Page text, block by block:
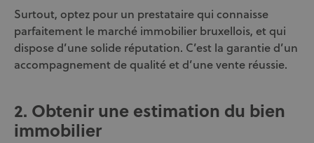
Surtout, optez pour un prestataire qui connaisse
parfaitement le marché immobilier bruxellois, et qui
dispose d’une solide réputation. C’est la garantie d’un
accompagnement de qualité et d’une vente réussie.
2. Obtenir une estimation du bien
immobilier